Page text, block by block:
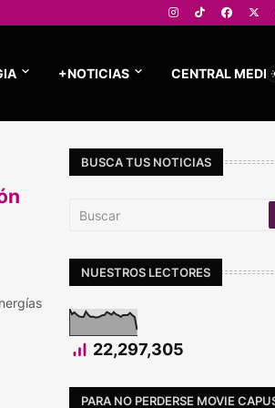
+NOTICIAS CENTRAL
BUSCA TUS NOTICIAS
NUESTROS LECTORES
22,297,305
PARA NO PERDERSE MOVIE